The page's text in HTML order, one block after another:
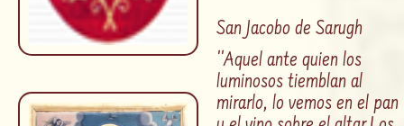
San Jacobo de Sarugh
''Aquel ante quien los
luminosos tiemblan al
mirarlo, lo vemos en el pan